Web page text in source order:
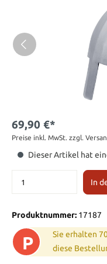
69,90 €*
Preise inkl. MwSt. zzgl.
Dieser Artikel hat
In
Produktnummer: 17187
P
Sie erhalten
diese